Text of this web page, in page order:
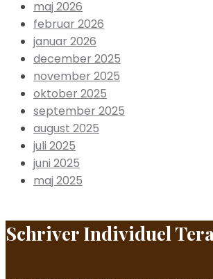
maj 2026
februar 2026
januar 2026
december 2025
november 2025
oktober 2025
september 2025
august 2025
juli 2025
juni 2025
maj 2025
Schriver Individuel